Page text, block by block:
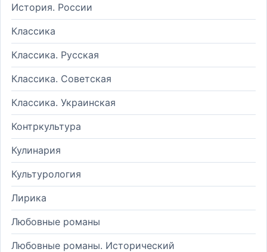
История. России
Классика
Классика. Русская
Классика. Советская
Классика. Украинская
Контркультура
Кулинария
Культурология
Лирика
Любовные романы
Любовные романы. Исторический